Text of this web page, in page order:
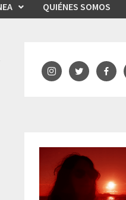
QUIÉNES SOMOS